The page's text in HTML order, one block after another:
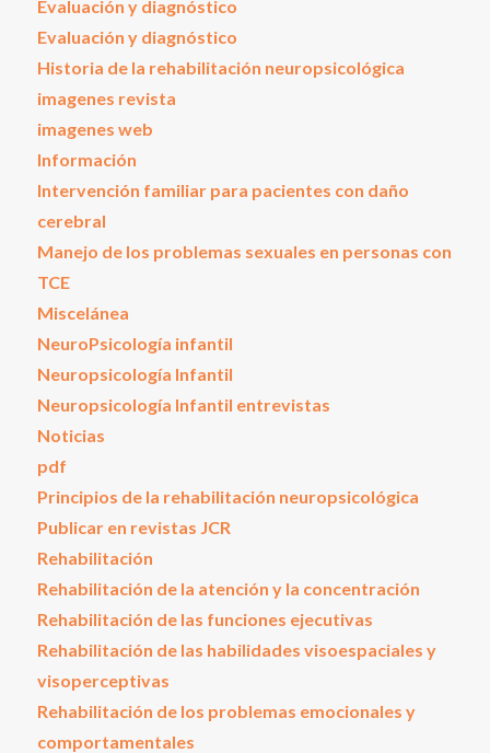
Evaluación y diagnóstico
Evaluación y diagnóstico
Historia de la rehabilitación neuropsicológica
imagenes revista
imagenes web
Información
Intervención familiar para pacientes con daño
cerebral
Manejo de los problemas sexuales en personas con
TCE
Miscelánea
NeuroPsicología infantil
Neuropsicología Infantil
Neuropsicología Infantil entrevistas
Noticias
pdf
Principios de la rehabilitación neuropsicológica
Publicar en revistas JCR
Rehabilitación
Rehabilitación de la atención y la concentración
Rehabilitación de las funciones ejecutivas
Rehabilitación de las habilidades visoespaciales y
visoperceptivas
Rehabilitación de los problemas emocionales y
comportamentales